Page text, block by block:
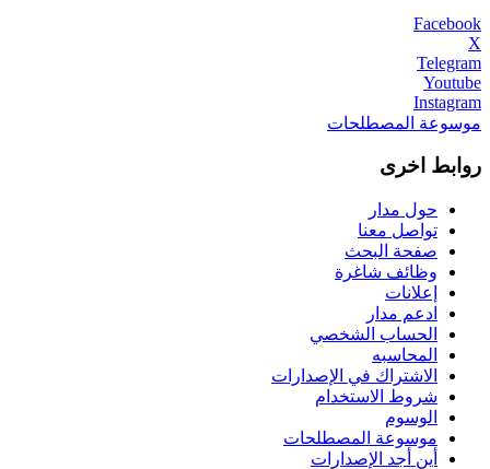
Facebook
X
Telegram
Youtube
Instagram
موسوعة المصطلحات
روابط اخرى
حول مدار
تواصل معنا
صفحة البحث
وظائف شاغرة
إعلانات
ادعم مدار
الحساب الشخصي
المحاسبه
الاشتراك في الإصدارات
شروط الاستخدام
الوسوم
موسوعة المصطلحات
أين أجد الإصدارات